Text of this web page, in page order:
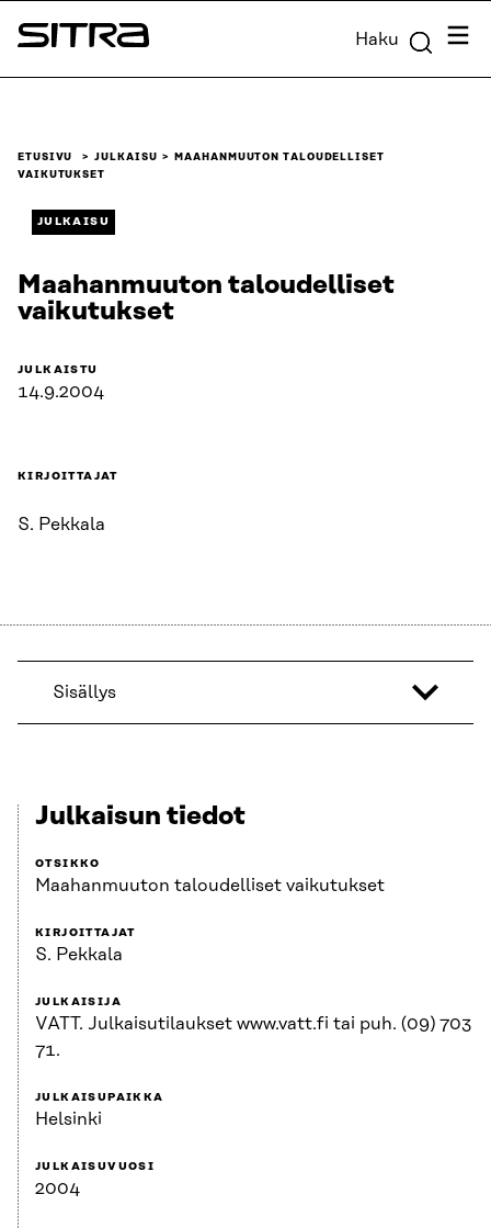
Siirry
suoraan
Sitra Haku
ETUSIVU JULKAISU
MAAHANMUUTON TALOUDELLISET
VAIKUTUKSET
JULKAISU
Maahanmuuton taloudelliset
vaikutukset
JULKAISTU
14.9.2004
KIRJOITTAJAT
S. Pekkala
Sisällys
Julkaisun tiedot
OTSIKKO
Maahanmuuton taloudelliset vaikutukset
KIRJOITTAJAT
S. Pekkala
JULKAISIJA
VATT. Julkaisutilaukset www.vatt.fi tai puh. (09) 703
71.
JULKAISUPAIKKA
Helsinki
JULKAISUVUOSI
2004